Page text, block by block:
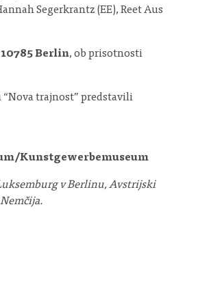
Segerkrantz (EE), Reet Aus
Berlin, ob prisotnosti
“Nova trajnost” predstavili
Kunstgewerbemuseum
v Berlinu, Avstrijski